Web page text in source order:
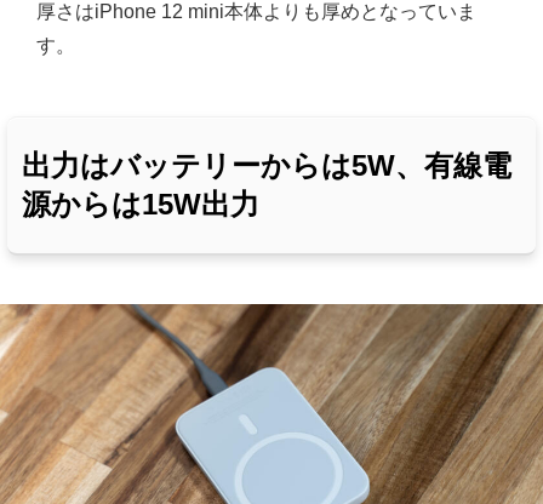
厚さはiPhone 12 mini本体よりも厚めとなっていま
す。
出力はバッテリーからは5W、有線電
源からは15W出力